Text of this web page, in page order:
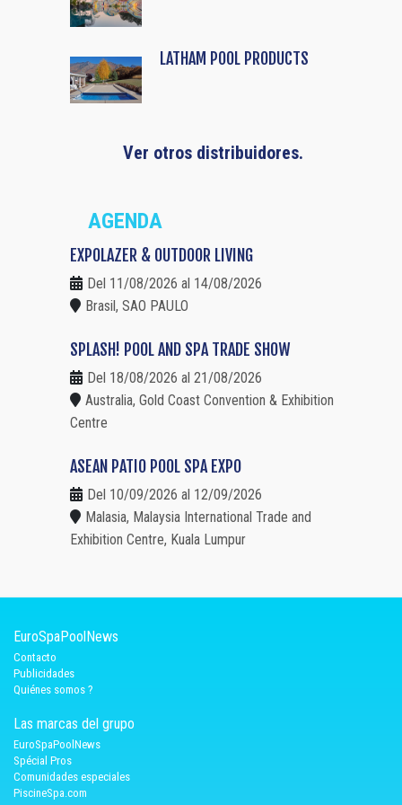
LATHAM POOL PRODUCTS
Ver otros distribuidores.
AGENDA
EXPOLAZER & OUTDOOR LIVING
Del 11/08/2026 al 14/08/2026
Brasil, SAO PAULO
SPLASH! POOL AND SPA TRADE SHOW
Del 18/08/2026 al 21/08/2026
Australia, Gold Coast Convention & Exhibition
Centre
ASEAN PATIO POOL SPA EXPO
Del 10/09/2026 al 12/09/2026
Malasia, Malaysia International Trade and
Exhibition Centre, Kuala Lumpur
EuroSpaPoolNews
Contacto
Publicidades
Quiénes somos ?
Las marcas del grupo
EuroSpaPoolNews
Spécial Pros
Comunidades especiales
PiscineSpa.com